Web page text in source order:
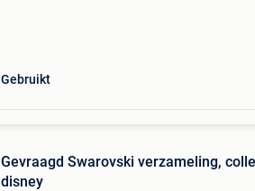
Gebruikt
Gevraagd Swarovski verzameling,
disney